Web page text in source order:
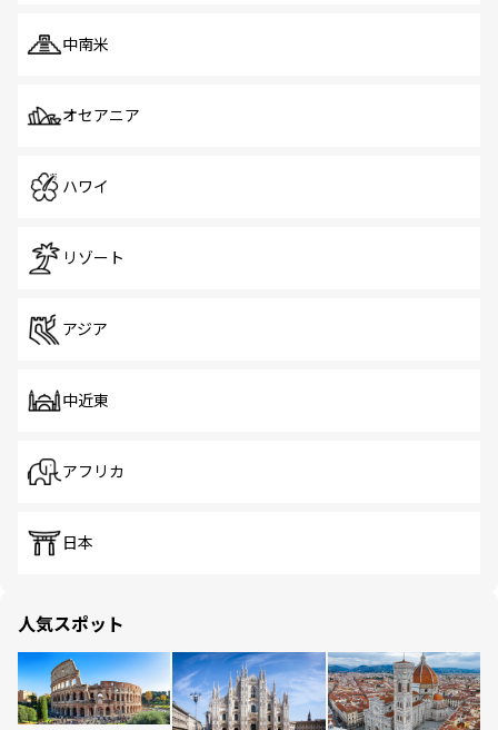
中南米
オセアニア
ハワイ
リゾート
アジア
中近東
アフリカ
日本
人気スポット